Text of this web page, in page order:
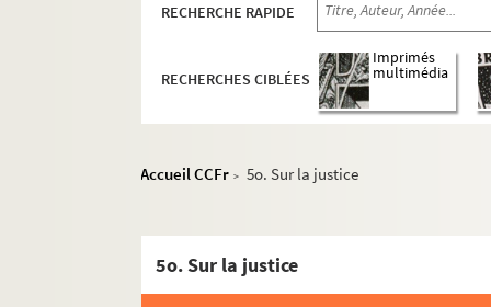
RECHERCHE RAPIDE
RECHERCHES CIBLÉES
Imprimés
multimédia
Accueil CCFr > 5o. Sur la justice
5o. Sur la justice
2138. Moralité des nobles hommes et des
2139. Magistri Hugonis de Matiscone de
2140. Pontificale Romanum
2141. Pontificale ad usum ordinis
2145. Meditationes de anno spirituali,
2146. (Recueil)